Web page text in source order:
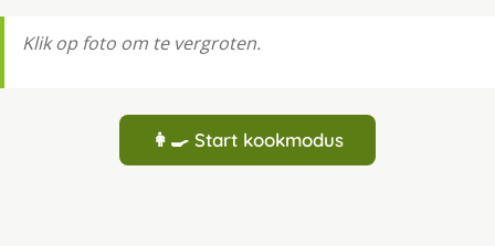
Klik op foto om te vergroten.
👩‍🍳 Start kookmodus